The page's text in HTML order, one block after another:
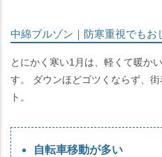
中綿ブルゾン｜防寒重視でもお
とにかく寒い1月は、軽くて暖か
す。 ダウンほどゴツくならず、
ト。
自転車移動が多い